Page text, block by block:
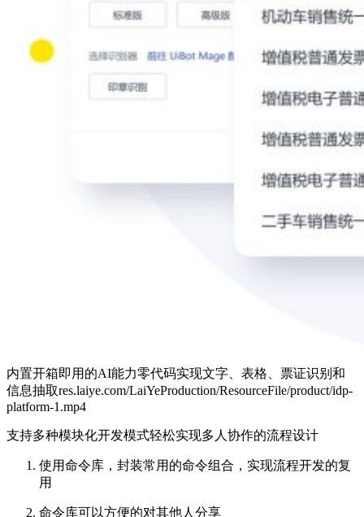
内置开箱即用的AI能力零代码实现文字、表格、票证识别和
信息抽取res.laiye.com/LaiYeProduction/ResourceFile/product/idp-
platform-1.mp4
支持多种模块化开发模式轻松实现多人协作的流程设计
使用命令库，封装常用的命令组合，实现流程开发的复
用
命令库可以方便的对其他人分享